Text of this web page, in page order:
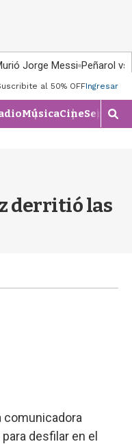
Jorge Messi Peñarol
al 50% OFFIngresar
MúsicaCineSeries
M
o
e
derritió las
comunicadora
desfilar en el